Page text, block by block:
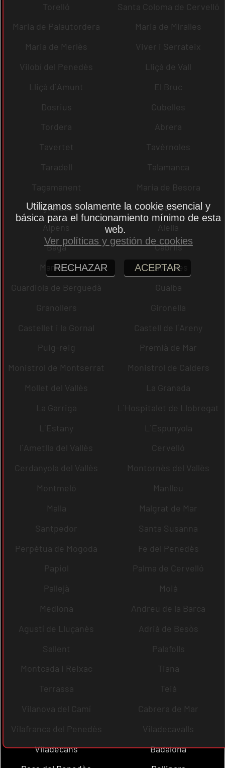
Torelló
Santa Coloma de Cervelló
Maria de Palautordera
Maria de Miralles
Maria de Merlès
Viver i Serrateix
Vilobí del Penedès
Lliçà de Vall
Lliçà d´Amunt
El Bruc
Dosrius
Cubelles
Tordera
Abrera
Tavertet
Tavèrnoles
Taradell
Talamanca
Tagamanent
Maria de Besora
Igualada
Gurb
Alpens
Alella
Bagà
Cabrils
Manresa
Navarcles
Guardiola de Berguedà
Gualba
Granollers
Gironella
Castellet i la Gornal
Castell de l´Areny
Puig-reig
Premià de Mar
Monistrol de Montserrat
Monistrol de Calders
Mollet del Vallès
La Granada
La Garriga
L´Hospitalet de Llobregat
L´Estany
L´Espunyola
l´Ametlla del Vallès
Cervelló
Cerdanyola del Vallès
Montornès del Vallès
Montmeló
Manlleu
Malla
Malgrat de Mar
Santpedor
Santa Susanna
Perpètua de Mogoda
Fe del Penedès
Papiol
Palma de Cervelló
Pallejà
Moià
Mediona
Andreu de la Barca
Agustí de Lluçanès
Adrià de Besòs
Sallent
Palafolls
Montcada i Reixac
Tiana
Terrassa
Teià
Vilanova del Camí
Cabrera de Mar
Vilafranca del Penedès
Viladecavalls
Viladecans
Badalona
Utilizamos solamente la cookie esencial y
básica para el funcionamiento mínimo de esta
web.
Ver políticas y gestión de cookies
RECHAZAR ACEPTAR